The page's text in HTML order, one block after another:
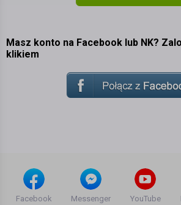
Masz konto na Facebook lub NK?
klikiem
Facebook Messenger YouTube